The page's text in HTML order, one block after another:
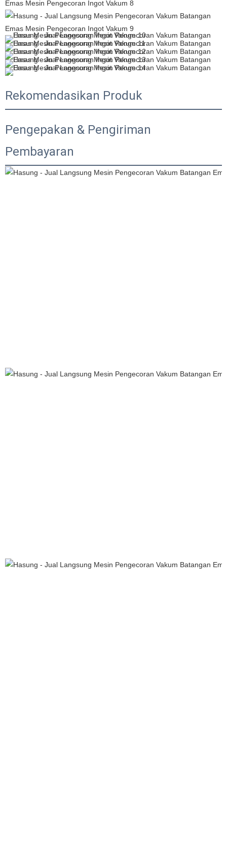
Rekomendasikan Produk
Pengepakan & Pengiriman
Pembayaran